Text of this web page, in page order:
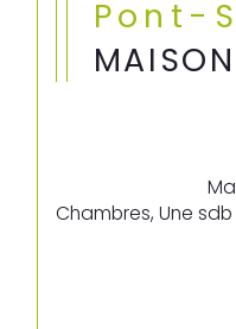
                                Maison ancienne en pierre avec accès sous porche, Idéal pour vie de Famille.Entrée, Cuisine ouverte sur le séjour (45 m²) avec un poêle à granulé, 5
Chambres, Une